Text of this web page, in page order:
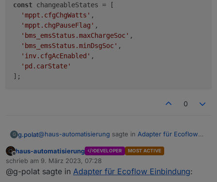
const changeableStates = [
'mppt.cfgChgWatts' ,
'mppt.chgPauseFlag' ,
'bms_emsStatus.maxChargeSoc' ,
'bms_emsStatus.minDsgSoc' ,
'inv.cfgAcEnabled' ,
'pd.carState'
0
G g.polat@haus-automatisierung sagte in Adapter für Ecoflow
@g-polat sagte in
Einbindung:
Vielen Dank, jetzt habe ich es hinbekommen, einziges
Offline
haus-automatisierung DEVELOPER MOST ACTIVE
schrieb am 9. März 2023, 07:28
zuletzt editiert von
@g-polat sagte in Adapter für Ecoflow Einbindung: